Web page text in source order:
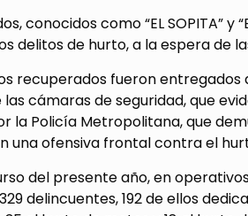
conocidos como “EL SOPITA” y
delitos de hurto, a la espera de
recuperados fueron
las cámaras de seguridad, que
la Policía Metropolitana, que
una ofensiva frontal contra el
del presente año, en
delincuentes, 192 de ellos